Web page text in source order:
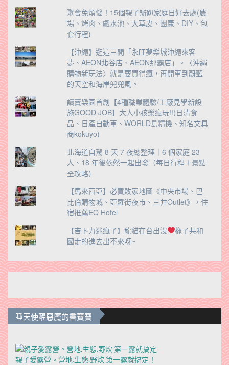
聚會免煩惱！15個親子辦趴家庭日好去處(農
場、烤肉、戲水池、大草皮、團康、DIY、包
套行程)
【沖繩】逛這三間「永旺夢樂城沖繩來客
夢、AEON北谷店、AEON那霸店」。〈沖繩
購物新玩法〉就是要買得瘋，再開車到蔚藍
的天空和海岸兜兜風。
讀賣樂園首創【4種職業體驗/工廠見學新設
施GOOD JOB】大人小孩樂瘋玩!!(日清食
品、日產自動車、WORLD島精機、知名文具
商kokuyo)
北海道自駕 8 天 7 夜總整理｜6 個家庭 23
人、18 年後依然一起出發（每日行程＋景點
全攻略）
【馬來西亞】必買敗家地圖《中央市場、巴
比倫購物城、亞羅街夜市、三井Outlet》，住
宿推薦EQ Hotel
【吉卜力迷瘋了】龍貓在台出沒
橡子共和
國走的進去出不來呀~
睡天使醒惡魔的書寶寶
親子愛露營。營地.生態.野炊 第一露就搞定！